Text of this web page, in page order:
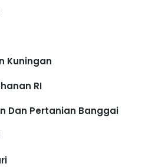
Kuningan
RI
Dan Pertanian Banggai